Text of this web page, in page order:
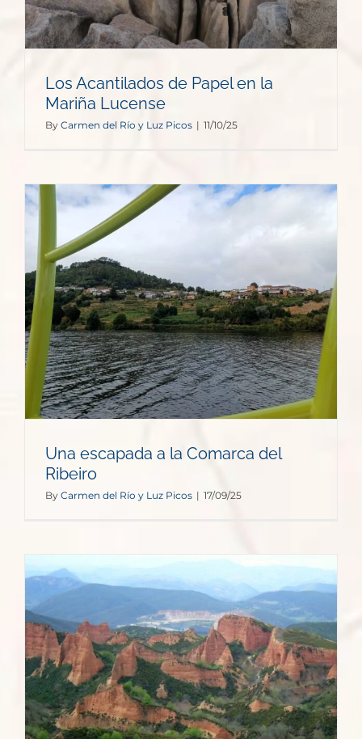
Los Acantilados de Papel en la
Mariña Lucense
By Carmen del Río y Luz Picos | 11/10/25
Una escapada a la Comarca del
Ribeiro
By Carmen del Río y Luz Picos | 17/09/25